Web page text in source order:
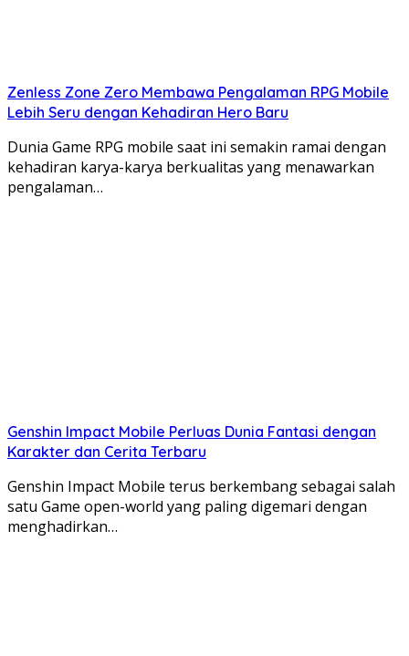
Zenless Zone Zero Membawa Pengalaman RPG Mobile
Lebih Seru dengan Kehadiran Hero Baru
Dunia Game RPG mobile saat ini semakin ramai dengan
kehadiran karya-karya berkualitas yang menawarkan
pengalaman…
Genshin Impact Mobile Perluas Dunia Fantasi dengan
Karakter dan Cerita Terbaru
Genshin Impact Mobile terus berkembang sebagai salah
satu Game open-world yang paling digemari dengan
menghadirkan…